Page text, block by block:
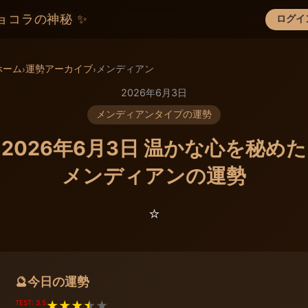
コラの神秘 ✨ ログイ
×
ーム›運勢アーカイブ› メンディアン
2026年6月3日
メンディアンタイプの運勢
2026年6月3日 温かな心を秘めた
メンディアンの運勢
⭐️
🔮今日の運勢
TEST: 3.5